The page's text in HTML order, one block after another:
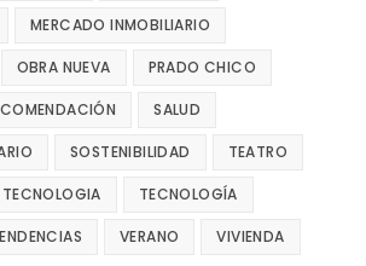
MERCADO INMOBILIARIO
OBRA NUEVA PRADO CHICO
SALUD
SOSTENIBILIDAD TEATRO
TECNOLOGIA TECNOLOGÍA
VERANO VIVIENDA